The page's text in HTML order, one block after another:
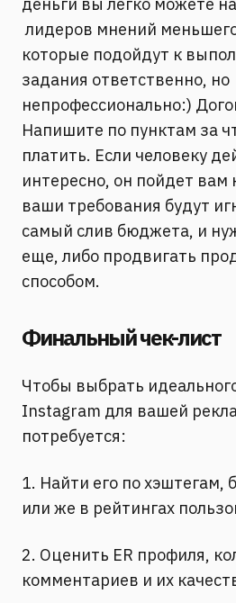
лидеров мнений
которые подойдут к
задания ответственно, но
непрофессионально:)
Напишите по пунктам за
платить. Если человеку
интересно, он пойдет вам
ваши требования будут
самый слив бюджета, и
еще, либо продвигать
способом.
Финальный чек-лист
Чтобы выбрать
Instagram для вашей
потребуется:
1. Найти его по
или же в рейтингах
2. Оценить ER профиля,
комментариев и их